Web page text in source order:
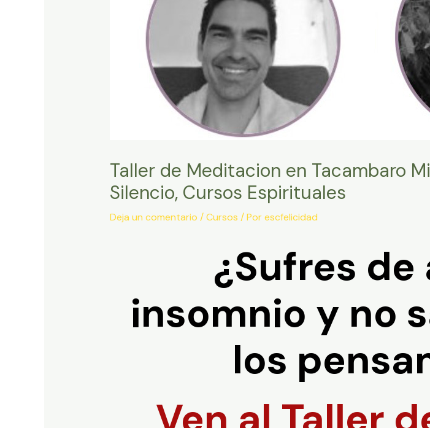
Taller de Meditacion en Tacambaro
Silencio, Cursos Espirituales
Deja un comentario /Cursos / Porescfelicidad
¿Sufres
insomnio y no
los